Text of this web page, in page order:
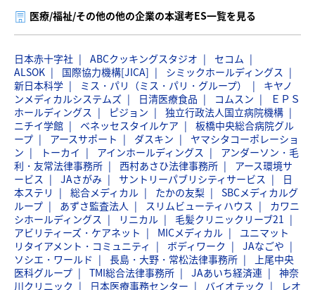
医療/福祉/その他の他の企業の本選考ES一覧を見る
日本赤十字社 ABCクッキングスタジオ
セコム
ALSOK
国際協力機構[JICA]
シミックホールディングス
新日本科学
ミス・パリ（ミス・パリ・グループ）
キヤノ
ンメディカルシステムズ
日清医療食品 コムスン
ＥＰＳ
ホールディングス
ピジョン
独立行政法人国立病院機構
ニチイ学館
ベネッセスタイルケア
板橋中央総合病院グル
ープ
アースサポート ダスキン
ヤマシタコーポレーショ
ン
トーカイ アインホールディングス
アンダーソン・毛
利・友常法律事務所
西村あさひ法律事務所
アース環境サ
ービス
JAさがみ サントリーパブリシティサービス
日
本ステリ
総合メディカル たかの友梨
SBCメディカルグ
ループ
あずさ監査法人 スリムビューティハウス
カワニ
シホールディングス
リニカル
毛髪クリニックリーブ21
アビリティーズ・ケアネット
MICメディカル
ユニマット
リタイアメント・コミュニティ
ボディワーク
JAなごや
ソシエ・ワールド
長島・大野・常松法律事務所
上尾中央
医科グループ
TMI総合法律事務所 JAあいち経済連
神奈
川クリニック
日本医療事務センター バイオテック レオ